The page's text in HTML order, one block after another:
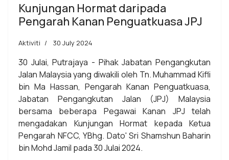
Kunjungan Hormat daripada
Pengarah Kanan Penguatkuasa JPJ
Aktiviti 30 July 2024
30 Julai, Putrajaya - Pihak Jabatan Pengangkutan
Jalan Malaysia yang diwakili oleh Tn. Muhammad Kifli
bin Ma Hassan, Pengarah Kanan Penguatkuasa,
Jabatan Pengangkutan Jalan (JPJ) Malaysia
bersama beberapa Pegawai Kanan JPJ telah
mengadakan Kunjungan Hormat kepada Ketua
Pengarah NFCC, YBhg. Dato' Sri Shamshun Baharin
bin Mohd Jamil pada 30 Julai 2024.